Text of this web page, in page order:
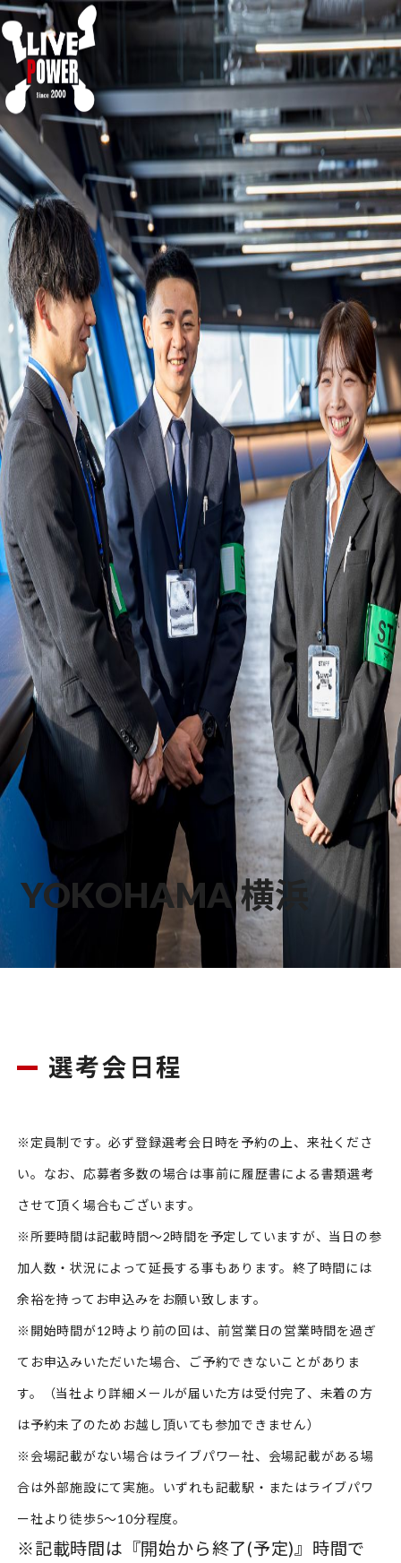
YOKOHAMA 横浜
選考会日程
※定員制です。必ず登録選考会日時を予約の上、来社くださ
い。なお、応募者多数の場合は事前に履歴書による書類選考
させて頂く場合もございます。
※所要時間は記載時間～2時間を予定していますが、当日の参
加人数・状況によって延長する事もあります。終了時間には
余裕を持ってお申込みをお願い致します。
※開始時間が12時より前の回は、前営業日の営業時間を過ぎ
てお申込みいただいた場合、ご予約できないことがありま
す。（当社より詳細メールが届いた方は受付完了、未着の方
は予約未了のためお越し頂いても参加できません）
※会場記載がない場合はライブパワー社、会場記載がある場
合は外部施設にて実施。いずれも記載駅・またはライブパワ
ー社より徒歩5～10分程度。
※記載時間は『開始から終了(予定)』時間で